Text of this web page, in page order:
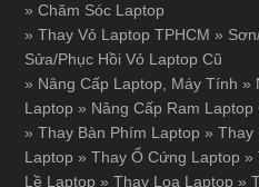
»Chăm Sóc Laptop
»Thay Vỏ Laptop TPHCM »
Sửa/Phục Hồi Vỏ Laptop Cũ
» Nâng Cấp Laptop, Máy Tính »
Laptop » Nâng Cấp Ram Laptop
»Thay Bàn Phím Laptop »Thay
Laptop »Thay Ổ Cứng Laptop »
Lề Laptop »Thay Loa Laptop »